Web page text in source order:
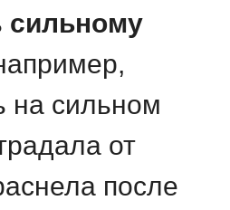
сильному
на сильном
от
после